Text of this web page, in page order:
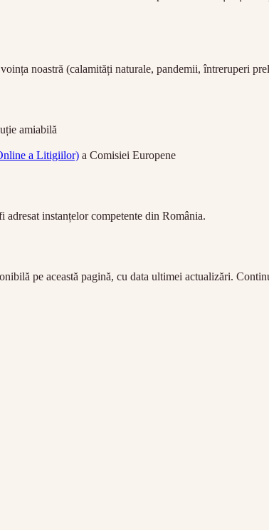
noastră (calamități naturale, pandemii, întreruperi
amiabilă
a Litigiilor) a Comisiei Europene
instanțelor competente din România.
pe această pagină, cu data ultimei actualizări.